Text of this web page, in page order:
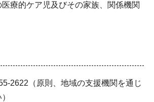
療的ケア児及びその家族、関係機関
2622（原則、地域の支援機関を通じ